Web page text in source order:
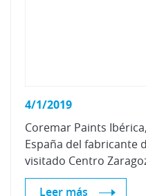
4/1/2019
Coremar Paints
España del fabricante
Leer más